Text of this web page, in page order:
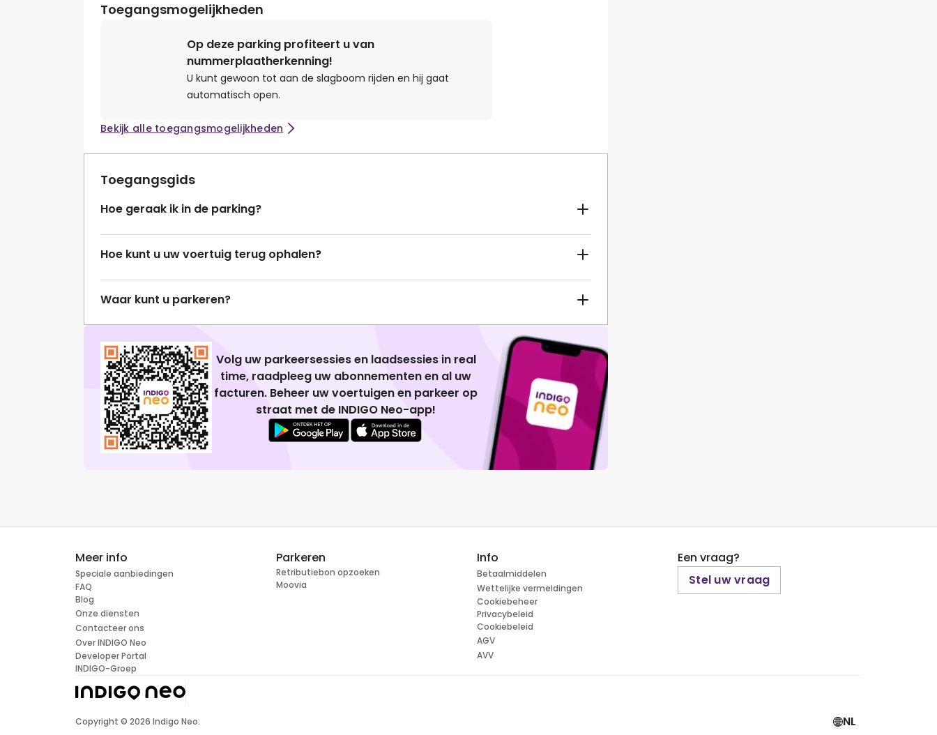
Toegangsmogelijkheden
Op deze parking profiteert u van
nummerplaatherkenning!
U kunt gewoon tot aan de slagboom rijden en hij gaat
automatisch open.
Bekijk alle toegangsmogelijkheden
Toegangsgids
Hoe geraak ik in de parking?
Hoe kunt u uw voertuig terug ophalen?
Waar kunt u parkeren?
Volg uw parkeersessies en laadsessies in real
time, raadpleeg uw abonnementen en al uw
facturen. Beheer uw voertuigen en parkeer op
straat met de INDIGO Neo-app!
Meer info
Speciale aanbiedingen
FAQ
Blog
Onze diensten
Contacteer ons
Over INDIGO Neo
Developer Portal
INDIGO-Groep
Parkeren
Retributiebon opzoeken
Moovia
Info
Betaalmiddelen
Wettelijke vermeldingen
Cookiebeheer
Privacybeleid
Cookiebeleid
AGV
AVV
Een vraag?
Stel uw vraag
Copyright © 2026 Indigo Neo. NL